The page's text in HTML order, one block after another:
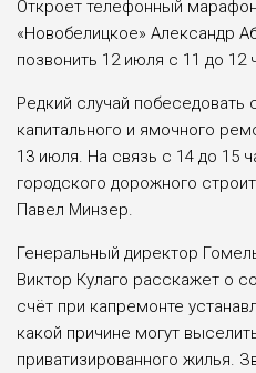
Откроет телефонный
«Новобелицкое» Александр
позвонить 12 июля с 11 до 12
Редкий случай побеседовать
капитального и ямочного
13 июля. На связь с 14 до 15
городского дорожного
Павел Минзер.
Генеральный директор
Виктор Кулаго расскажет о
счёт при капремонте
какой причине могут
приватизированного жилья.